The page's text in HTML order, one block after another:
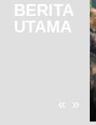
BERITA
UTAMA
« »